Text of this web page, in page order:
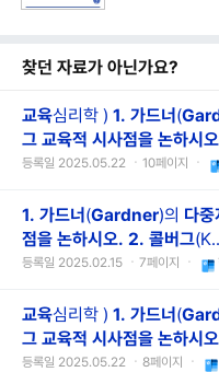
찾던 자료가 아닌가요?
교육심리학 ) 1. 가드너 (
그 교육적 시사점을 논하시
등록일 2025.05.22 ㆍ10페이지 ㆍ
1. 가드너 (Gardner)의 다
점을 논하시오. 2. 콜버그(K..
등록일 2025.02.15 ㆍ7페이지 ㆍ
교육심리학 ) 1. 가드너 (
그 교육적 시사점을 논하시
등록일 2025.05.22 ㆍ8페이지 ㆍ